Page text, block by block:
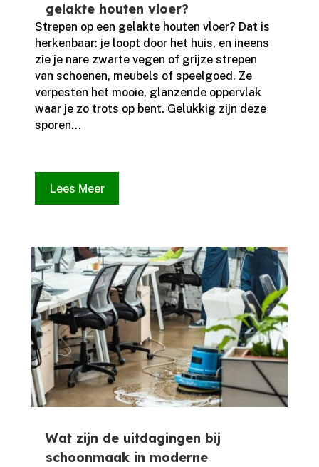
gelakte houten vloer?
Strepen op een gelakte houten vloer? Dat is
herkenbaar: je loopt door het huis, en ineens
zie je nare zwarte vegen of grijze strepen
van schoenen, meubels of speelgoed.​ Ze
verpesten het mooie, glanzende oppervlak
waar je zo trots op bent.​ Gelukkig zijn deze
sporen...
Lees Meer
Wat zijn de uitdagingen bij
schoonmaak in moderne